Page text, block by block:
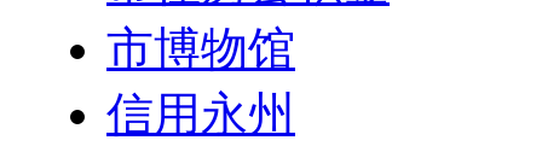
市博物馆
信用永州